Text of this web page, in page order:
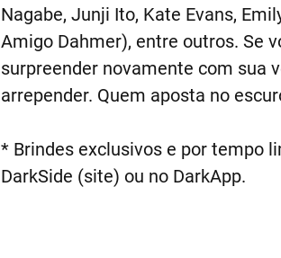
Nagabe, Junji Ito, Kate Evans,
Amigo Dahmer), entre outros. Se
surpreender novamente com sua
arrepender. Quem aposta no
* Brindes exclusivos e por tempo
DarkSide (site) ou no DarkApp.